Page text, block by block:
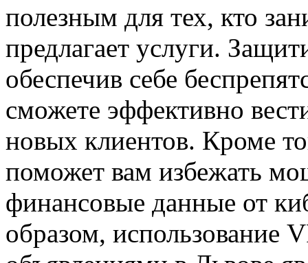
полезным для тех, кто
предлагает услуги.
обеспечив себе
сможете эффективно
новых клиентов. Кроме
поможет вам избежать
финансовые данные от
образом, использование